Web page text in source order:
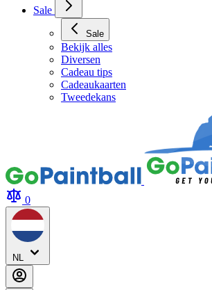
Sale
Sale
Bekijk alles
Diversen
Cadeau tips
Cadeaukaarten
Tweedekans
0
NL